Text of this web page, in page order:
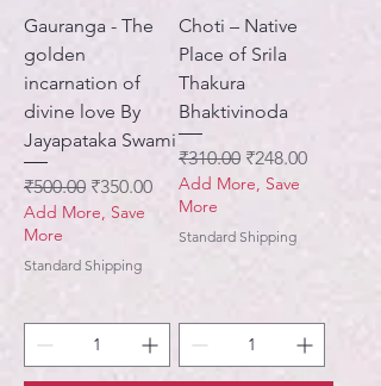
Gauranga - The
golden
incarnation of
divine love By
Jayapataka Swami
नियमित मूल्य
₹500.00 बिक्री मूल्य
₹350.00
Add More, Save
More
Standard Shipping
Choti – Native
Place of Srila
Thakura
Bhaktivinoda
नियमित मूल्य
₹310.00 बिक्री मूल्य
₹248.00
Add More, Save
More
Standard Shipping